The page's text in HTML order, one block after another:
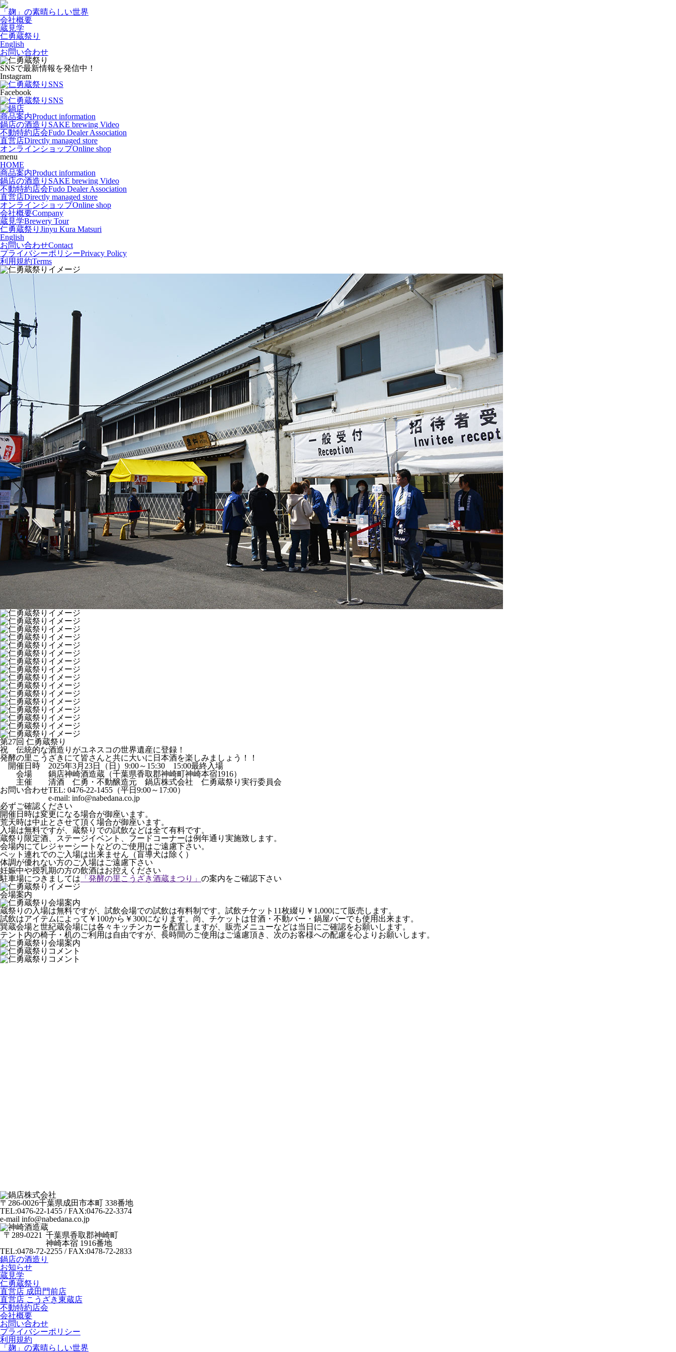
「麹」の素晴らしい世界
会社概要
蔵見学
仁勇蔵祭り
English
お問い合わせ
SNSで最新情報を発信中！
Instagram
Facebook
商品案内Product information
鍋店の酒造り SAKE brewing Video
不動特約店会Fudo Dealer Association
直営店Directly managed store
オンラインショップOnline shop
menu
HOME
商品案内Product information
鍋店の酒造り SAKE brewing Video
不動特約店会Fudo Dealer Association
直営店Directly managed store
オンラインショップOnline shop
会社概要Company
蔵見学Brewery Tour
仁勇蔵祭り Jinyu Kura Matsuri
English
お問い合わせContact
プライバシーポリシーPrivacy Policy
利用規約Terms
第27回 仁勇蔵祭り
祝 伝統的な酒造りがユネスコの世界遺産に登録！
発酵の里こうざきにて皆さんと共に大いに日本酒を楽しみましょう！！
開催日時
2025年3月23日（日）9:00～15:30 15:00最終入場
会場
鍋店神崎酒造蔵（千葉県香取郡神崎町神崎本宿1916）
主催
清酒 仁勇・不動醸造元 鍋店株式会社 仁勇蔵祭り実行委員会
お問い合わせTEL: 0476-22-1455（平日9:00～17:00）
e-mail: info@nabedana.co.jp
必ずご確認ください
開催日時は変更になる場合が御座います。
荒天時は中止とさせて頂く場合が御座います。
入場は無料ですが、蔵祭りでの試飲などは全て有料です。
蔵祭り限定酒、ステージイベント、フードコーナーは例年通り実施致します。
会場内にてレジャーシートなどのご使用はご遠慮下さい。
ペット連れでのご入場は出来ません（盲導犬は除く）
体調が優れない方のご入場はご遠慮下さい
妊娠中や授乳期の方の飲酒はお控えください
駐車場につきましては 「発酵の里こうざき酒蔵まつり」 の案内をご確認下さい
会場案内
蔵祭りの入場は無料ですが、試飲会場での試飲は有料制です。試飲チケット11枚綴り￥1,000にて販売します。
試飲はアイテムによって￥100から￥300になります。尚、チケットは甘酒・不動バー・鍋屋バーでも使用出来ます。
巽蔵会場と世紀蔵会場には各々キッチンカーを配置しますが、販売メニューなどは当日にご確認をお願いします。
テント内の椅子・机のご利用は自由ですが、長時間のご使用はご遠慮頂き、次のお客様への配慮を心よりお願いします。
〒286-0026千葉県成田市本町 338番地
TEL:0476-22-1455 / FAX:0476-22-3374
e-mail info@nabedana.co.jp
〒289-0221 千葉県香取郡神崎町
神崎本宿 1916番地
TEL:0478-72-2255 / FAX:0478-72-2833
鍋店の酒造り
お知らせ
蔵見学
仁勇蔵祭り
直営店 成田門前店
直営店 こうざき東蔵店
不動特約店会
会社概要
お問い合わせ
プライバシーポリシー
利用規約
「麹」の素晴らしい世界